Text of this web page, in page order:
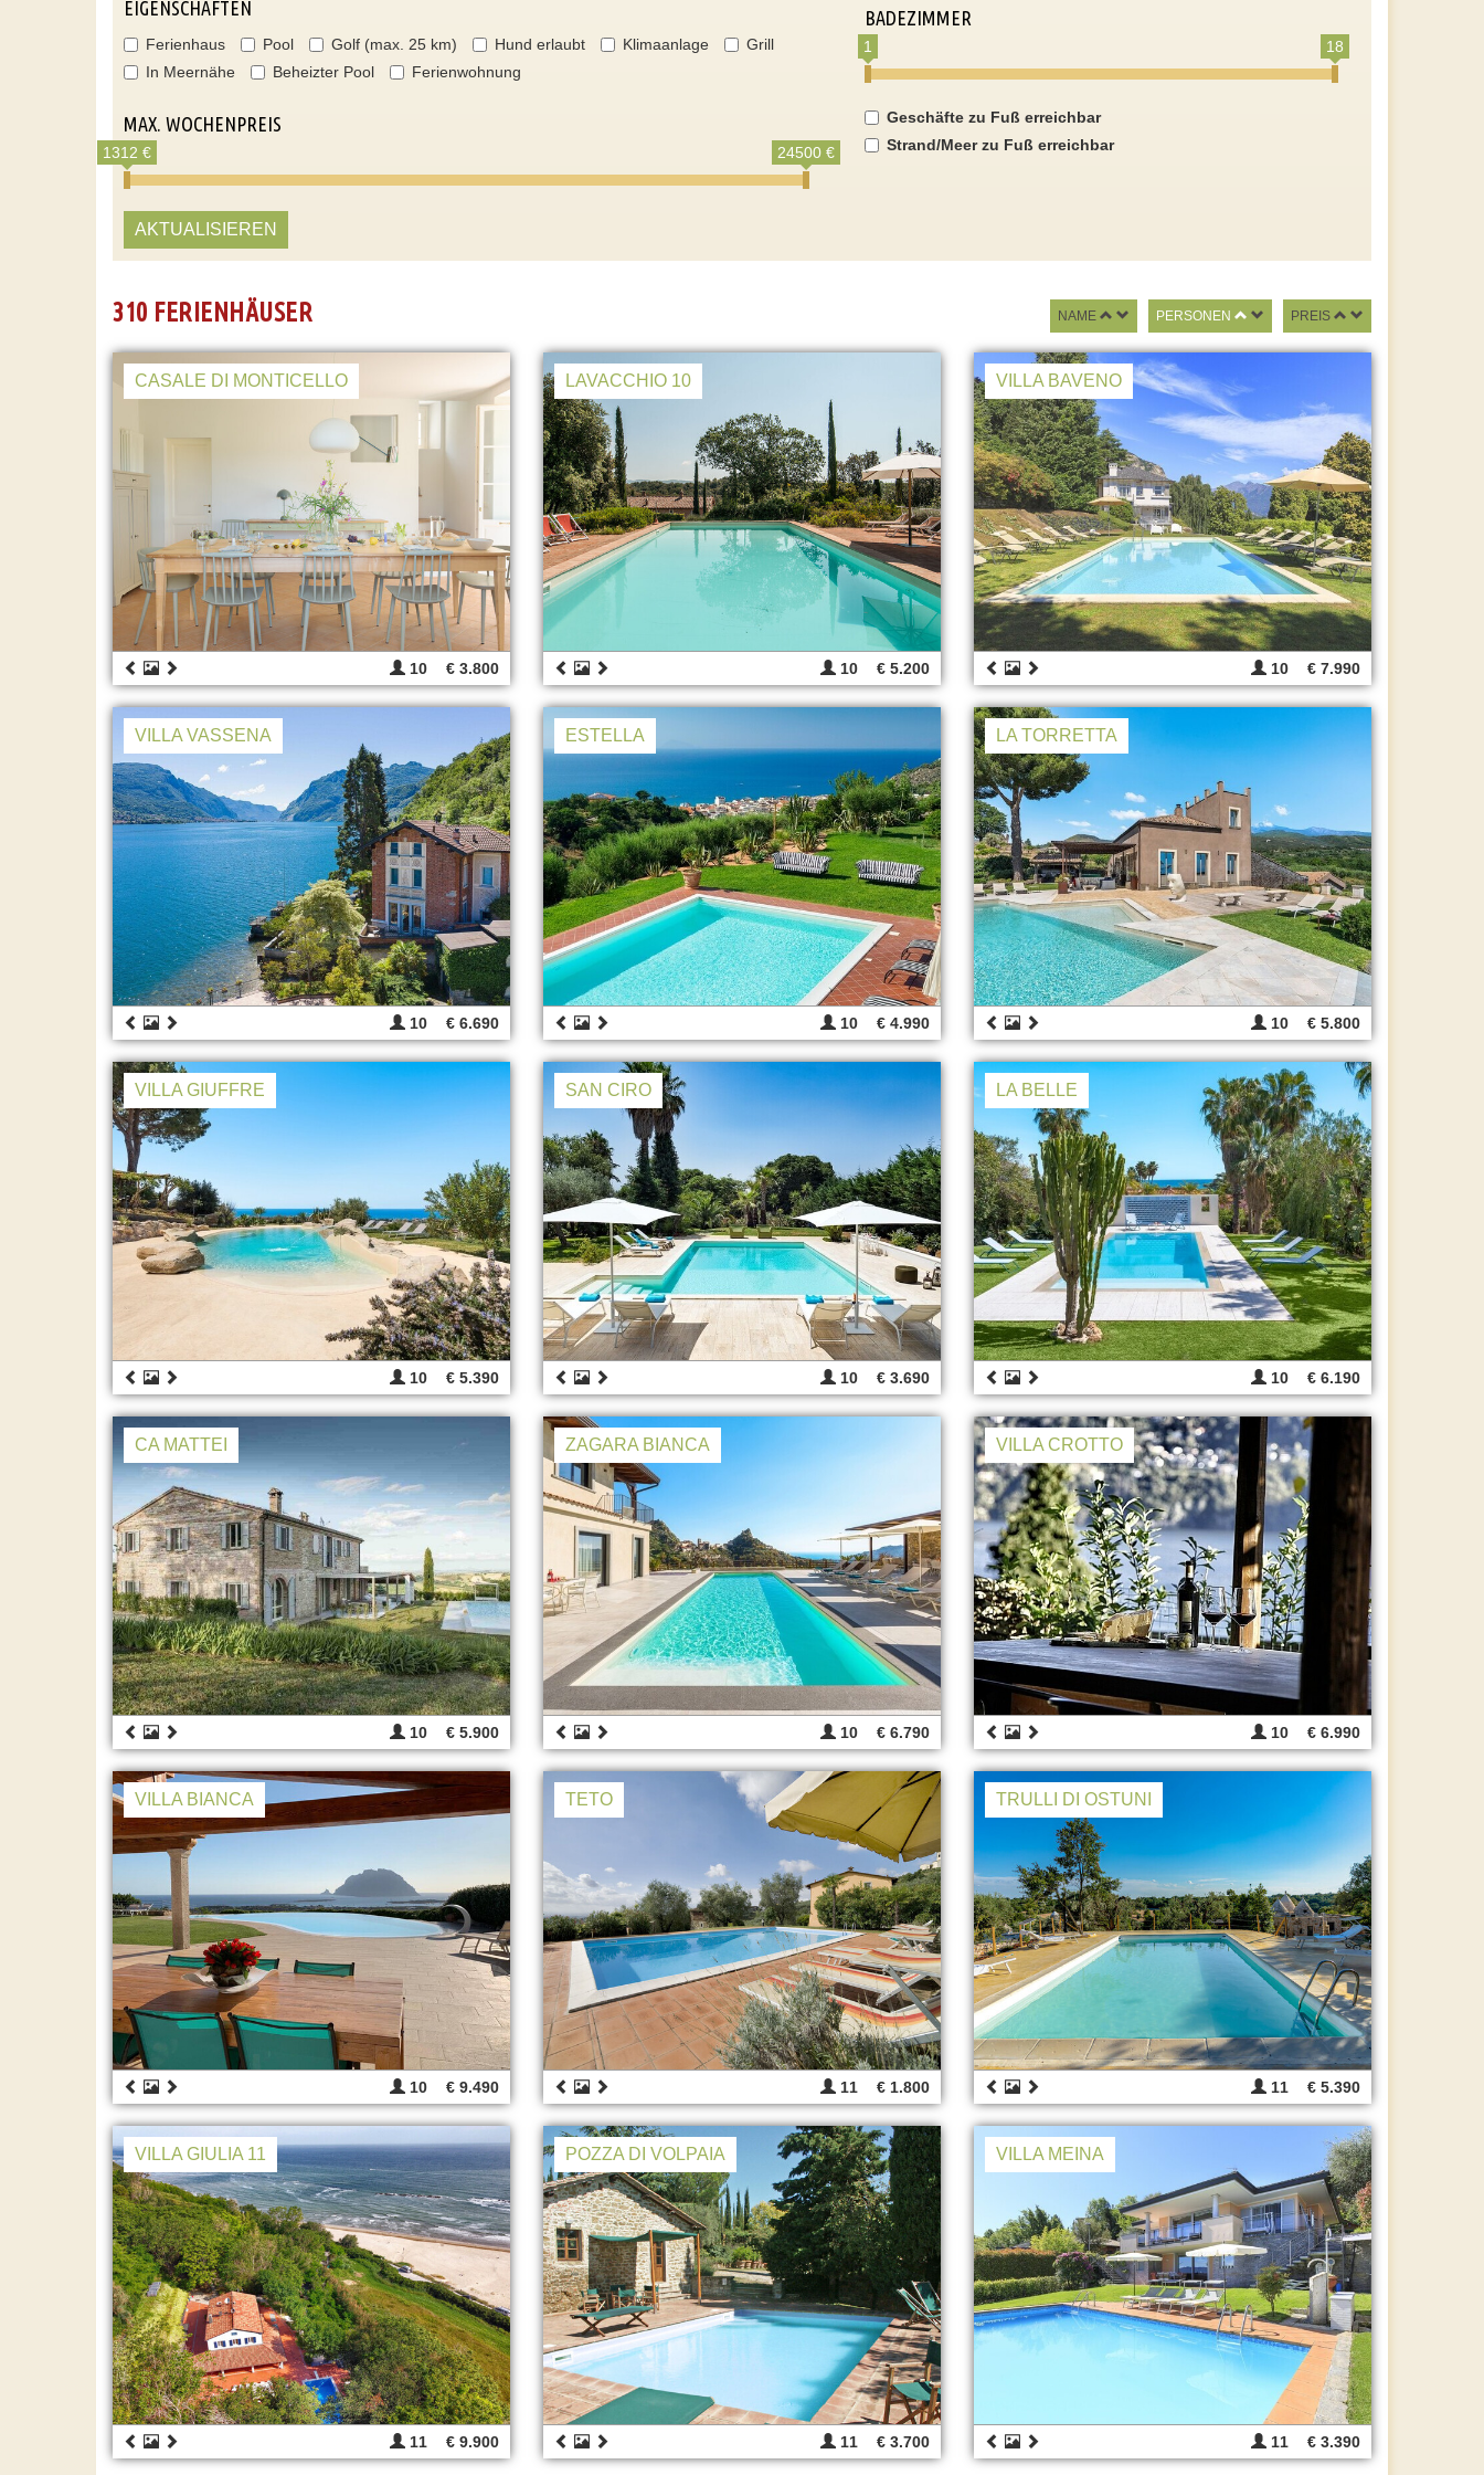
EIGENSCHAFTEN
Ferienhaus Pool Golf (max. 25 km) Hund erlaubt Klimaanlage
Grill
In Meernähe
Beheizter Pool Ferienwohnung
MAX. WOCHENPREIS
1312 € 24500 €
BADEZIMMER
1 18
Geschäfte zu Fuß erreichbar
Strand/Meer zu Fuß erreichbar
AKTUALISIEREN
310 FERIENHÄUSER NAME PERSONEN PREIS
CASALE DI MONTICELLO
10 € 3.800
LAVACCHIO 10
10 € 5.200
VILLA BAVENO
10 € 7.990
VILLA VASSENA
10 € 6.690
ESTELLA
10 € 4.990
LA TORRETTA
10 € 5.800
VILLA GIUFFRE
10 € 5.390
SAN CIRO
10 € 3.690
LA BELLE
10 € 6.190
CA MATTEI
10 € 5.900
ZAGARA BIANCA
10 € 6.790
VILLA CROTTO
10 € 6.990
VILLA BIANCA
10 € 9.490
TETO
11 € 1.800
TRULLI DI OSTUNI
11 € 5.390
VILLA GIULIA 11
11 € 9.900
POZZA DI VOLPAIA
11 € 3.700
VILLA MEINA
11 € 3.390